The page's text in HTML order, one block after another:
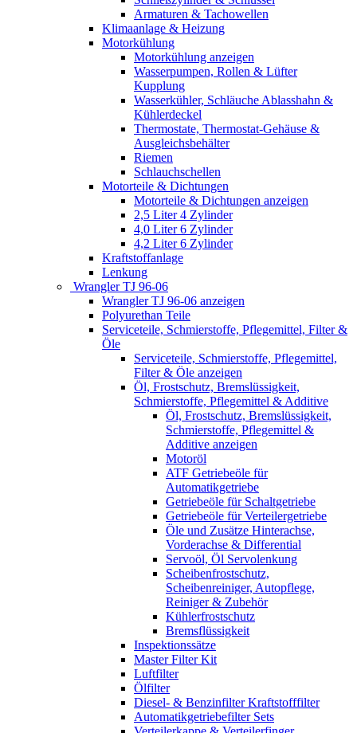
Armaturen & Tachowellen
Klimaanlage & Heizung
Motorkühlung
Motorkühlung anzeigen
Wasserpumpen, Rollen & Lüfter
Kupplung
Wasserkühler, Schläuche Ablasshahn &
Kühlerdeckel
Thermostate, Thermostat-Gehäuse &
Ausgleichsbehälter
Riemen
Schlauchschellen
Motorteile & Dichtungen
Motorteile & Dichtungen anzeigen
2,5 Liter 4 Zylinder
4,0 Liter 6 Zylinder
4,2 Liter 6 Zylinder
Kraftstoffanlage
Lenkung
Wrangler TJ 96-06
Wrangler TJ 96-06 anzeigen
Polyurethan Teile
Serviceteile, Schmierstoffe, Pflegemittel, Filter &
Öle
Serviceteile, Schmierstoffe, Pflegemittel,
Filter & Öle anzeigen
Öl, Frostschutz, Bremslüssigkeit,
Schmierstoffe, Pflegemittel & Additive
Öl, Frostschutz, Bremslüssigkeit,
Schmierstoffe, Pflegemittel &
Additive anzeigen
Motoröl
ATF Getriebeöle für
Automatikgetriebe
Getriebeöle für Schaltgetriebe
Getriebeöle für Verteilergetriebe
Öle und Zusätze Hinterachse,
Vorderachse & Differential
Servoöl, Öl Servolenkung
Scheibenfrostschutz,
Scheibenreiniger, Autopflege,
Reiniger & Zubehör
Kühlerfrostschutz
Bremsflüssigkeit
Inspektionssätze
Master Filter Kit
Luftfilter
Ölfilter
Diesel- & Benzinfilter Kraftstofffilter
Automatikgetriebefilter Sets